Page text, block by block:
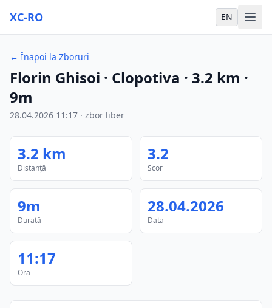
XC-RO EN
← Înapoi la Zboruri
Florin Ghisoi · Clopotiva · 3.2 km ·
9m
28.04.2026 11:17 · zbor liber
3.2 km
Distanță
3.2
Scor
9m
Durată
28.04.2026
Data
11:17
Ora